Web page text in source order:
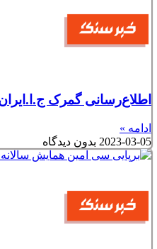
اطلاع‌رسانی گمرک
ادامه »
2023-03-05 بدون دیدگاه